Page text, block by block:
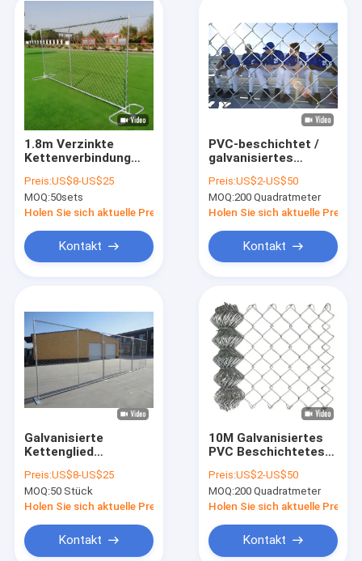
Produkte
VR-Show
Über uns
Kontakt mit uns
Neuigkeiten
1.8m Verzinkte
Kettenverbindung
Zaunplatte
Schnellverbindung
Klemmen Anti-
Baustellen
Preis:US$8-US$25
MOQ:50sets
Holen Sie sich aktuelle Preis
Kontakt
PVC-beschichtet /
galvanisiertes
Spielplätze
Preis:US$2-US$50
MOQ:200 Quadratmeter
Holen Sie sich aktuelle Preis
Kontakt
Galvanisierte
Kettenglied
Zaunplatte,
vorübergehender
Sicherheitszaun USA
Preis:US$8-US$25
MOQ:50 Stück
Holen Sie sich aktuelle Preis
Kontakt
10M Galvanisiertes
PVC Beschichtetes
für Gartenzaun
Preis:US$2-US$50
MOQ:200 Quadratmeter
Holen Sie sich aktuelle Preis
Kontakt